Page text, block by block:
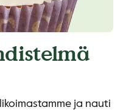
ja nauti